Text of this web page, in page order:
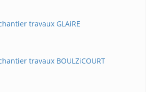
travaux GLAiRE
travaux BOULZiCOURT